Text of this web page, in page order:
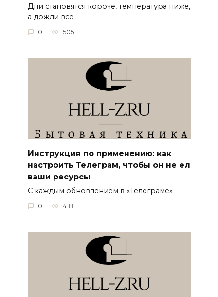
Дни становятся короче, температура ниже,
а дожди всё
0 505
Инструкция по применению: как
настроить Телеграм, чтобы он не ел
ваши ресурсы
С каждым обновлением в «Телеграме»
0 418